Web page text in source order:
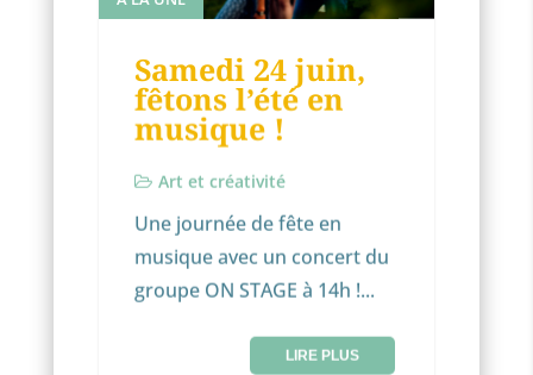
Samedi 24 juin,
fêtons l’été en
musique !
Art et créativité
Une journée de fête en
musique avec un concert du
groupe ON STAGE à 14h !...
LIRE PLUS